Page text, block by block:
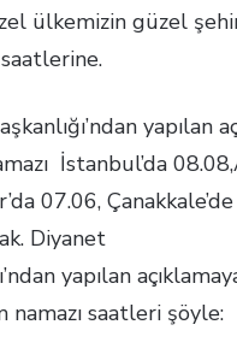
ülkemizin güzel
yapılan
İstanbul’da
07.06,
Diyanet
yapılan
saatleri şöyle: